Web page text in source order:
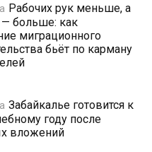
Рабочих рук меньше, а
больше: как
миграционного
бьёт по карману
Забайкалье готовится к
году после
вложений